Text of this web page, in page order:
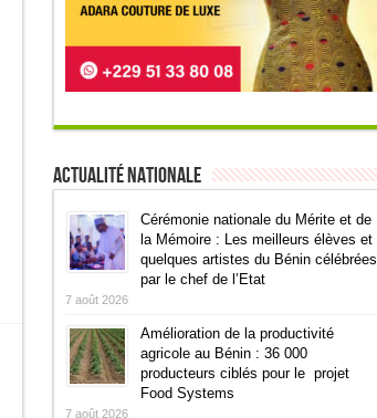
Actualité Nationale
Cérémonie nationale du Mérite et de
la Mémoire : Les meilleurs élèves et
quelques artistes du Bénin célébrées
par le chef de l’Etat
7 août 2026
Amélioration de la productivité
agricole au Bénin : 36 000
producteurs ciblés pour le projet
Food Systems
7 août 2026